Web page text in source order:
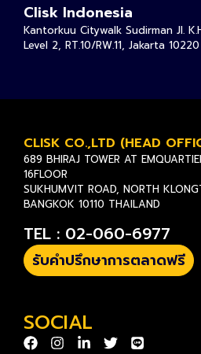
Clisk Indonesia
Kantorkuu Citywalk Sudirman Jl.
Level 2, RT.10/RW.11, Jakarta 10220
CLISK CO.,LTD (HEAD
689 BHIRAJ TOWER AT
16FLOOR
SUKHUMVIT ROAD, NORTH
BANGKOK 10110 THAILAND
TEL : 02-060-6977
รับคำปรึกษาการตลาดฟรี
SOCIAL